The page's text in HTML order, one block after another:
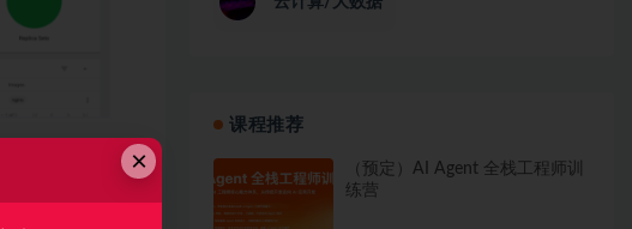
课程推荐
（预定）AI Agent 全栈工程师训
练营
×